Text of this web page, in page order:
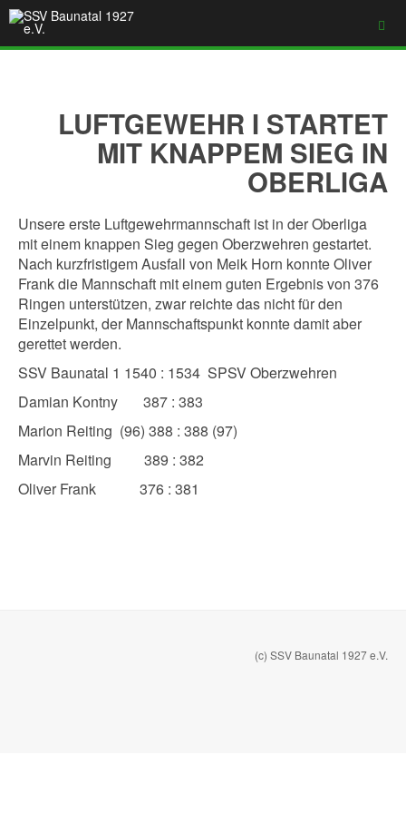
LUFTGEWEHR I STARTET
MIT KNAPPEM SIEG IN
OBERLIGA
Unsere erste Luftgewehrmannschaft ist in der Oberliga
mit einem knappen Sieg gegen Oberzwehren gestartet.
Nach kurzfristigem Ausfall von Meik Horn konnte Oliver
Frank die Mannschaft mit einem guten Ergebnis von 376
Ringen unterstützen, zwar reichte das nicht für den
Einzelpunkt, der Mannschaftspunkt konnte damit aber
gerettet werden.
SSV Baunatal 1 1540 : 1534 SPSV Oberzwehren
Damian Kontny 387 : 383
Marion Reiting (96) 388 : 388 (97)
Marvin Reiting 389 : 382
Oliver Frank 376 : 381
(c) SSV Baunatal 1927 e.V.